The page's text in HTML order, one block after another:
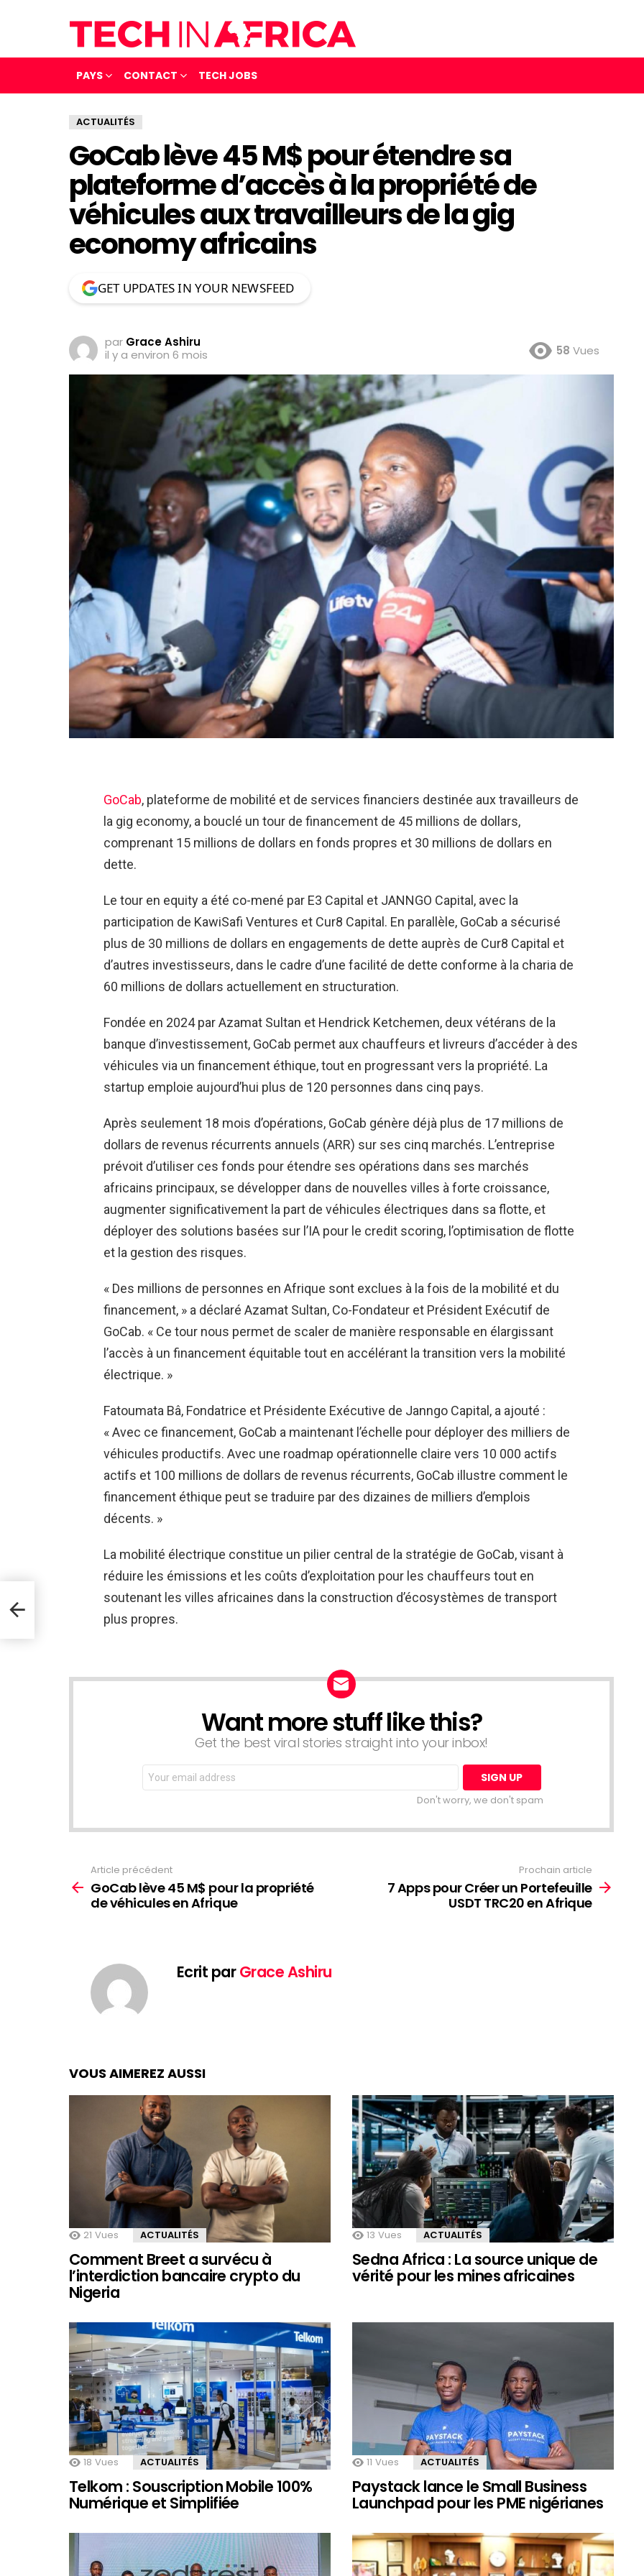
PAYS CONTACT TECH JOBS
ACTUALITÉS
GoCab lève 45 M$ pour étendre sa
plateforme d’accès à la propriété de
véhicules aux travailleurs de la gig
economy africains
GET UPDATES IN YOUR NEWSFEED
par Grace Ashiru
il y a environ 6 mois
58 Vues
GoCab, plateforme de mobilité et de services financiers destinée aux travailleurs de
la gig economy, a bouclé un tour de financement de 45 millions de dollars,
comprenant 15 millions de dollars en fonds propres et 30 millions de dollars en
dette.
Le tour en equity a été co-mené par E3 Capital et JANNGO Capital, avec la
participation de KawiSafi Ventures et Cur8 Capital. En parallèle, GoCab a sécurisé
plus de 30 millions de dollars en engagements de dette auprès de Cur8 Capital et
d’autres investisseurs, dans le cadre d’une facilité de dette conforme à la charia de
60 millions de dollars actuellement en structuration.
Fondée en 2024 par Azamat Sultan et Hendrick Ketchemen, deux vétérans de la
banque d’investissement, GoCab permet aux chauffeurs et livreurs d’accéder à des
véhicules via un financement éthique, tout en progressant vers la propriété. La
startup emploie aujourd’hui plus de 120 personnes dans cinq pays.
Après seulement 18 mois d’opérations, GoCab génère déjà plus de 17 millions de
dollars de revenus récurrents annuels (ARR) sur ses cinq marchés. L’entreprise
prévoit d’utiliser ces fonds pour étendre ses opérations dans ses marchés
africains principaux, se développer dans de nouvelles villes à forte croissance,
augmenter significativement la part de véhicules électriques dans sa flotte, et
déployer des solutions basées sur l’IA pour le credit scoring, l’optimisation de flotte
et la gestion des risques.
« Des millions de personnes en Afrique sont exclues à la fois de la mobilité et du
financement, » a déclaré Azamat Sultan, Co-Fondateur et Président Exécutif de
GoCab. « Ce tour nous permet de scaler de manière responsable en élargissant
l’accès à un financement équitable tout en accélérant la transition vers la mobilité
électrique. »
Fatoumata Bâ, Fondatrice et Présidente Exécutive de Janngo Capital, a ajouté :
« Avec ce financement, GoCab a maintenant l’échelle pour déployer des milliers de
véhicules productifs. Avec une roadmap opérationnelle claire vers 10 000 actifs
actifs et 100 millions de dollars de revenus récurrents, GoCab illustre comment le
financement éthique peut se traduire par des dizaines de milliers d’emplois
décents. »
La mobilité électrique constitue un pilier central de la stratégie de GoCab, visant à
réduire les émissions et les coûts d’exploitation pour les chauffeurs tout en
soutenant les villes africaines dans la construction d’écosystèmes de transport
plus propres.
Want more stuff like this?
Get the best viral stories straight into your inbox!
Email
address:
Don't worry, we don't spam
plus
Article précédent
GoCab lève 45 M$ pour la propriété
de véhicules en Afrique
Prochain article
7 Apps pour Créer un Portefeuille
USDT TRC20 en Afrique
Ecrit parGrace Ashiru
VOUS AIMEREZ AUSSI
21 Vues ACTUALITÉS
Comment Breet a survécu à
l’interdiction bancaire crypto du
Nigeria
13 Vues ACTUALITÉS
Sedna Africa : La source unique de
vérité pour les mines africaines
18 Vues ACTUALITÉS
Telkom : Souscription Mobile 100%
Numérique et Simplifiée
11 Vues ACTUALITÉS
Paystack lance le Small Business
Launchpad pour les PME nigérianes
de